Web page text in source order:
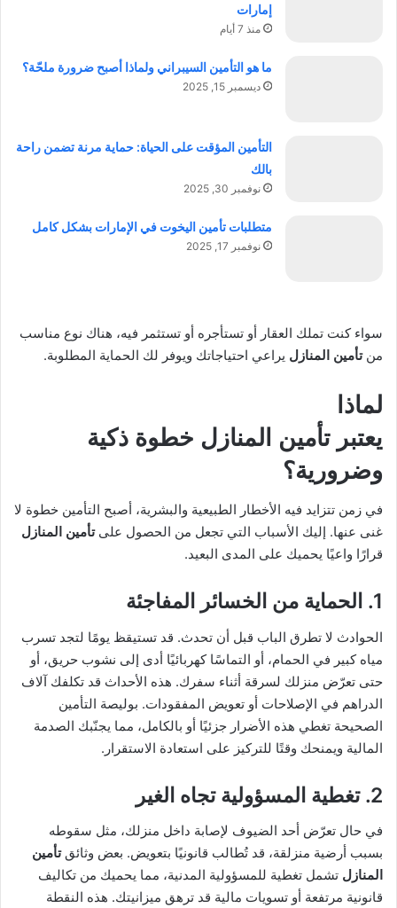
إمارات
منذ 7 أيام
ما هو التأمين السيبراني ولماذا أصبح ضرورة ملحّة؟
ديسمبر 15, 2025
التأمين المؤقت على الحياة: حماية مرنة تضمن راحة
بالك
نوفمبر 30, 2025
متطلبات تأمين اليخوت في الإمارات بشكل كامل
نوفمبر 17, 2025
سواء كنت تملك العقار أو تستأجره أو تستثمر فيه، هناك نوع مناسب
منتأمين المنازل يراعي احتياجاتك ويوفر لك الحماية المطلوبة.
لماذا
يعتبر تأمين المنازل خطوة ذكية
وضرورية؟
في زمن تتزايد فيه الأخطار الطبيعية والبشرية، أصبح التأمين خطوة لا
غنى عنها. إليك الأسباب التي تجعل من الحصول علىتأمين المنازل
قرارًا واعيًا يحميك على المدى البعيد.
1. الحماية من الخسائر المفاجئة
الحوادث لا تطرق الباب قبل أن تحدث. قد تستيقظ يومًا لتجد تسرب
مياه كبير في الحمام، أو التماسًا كهربائيًا أدى إلى نشوب حريق، أو
حتى تعرّض منزلك لسرقة أثناء سفرك. هذه الأحداث قد تكلفك آلاف
الدراهم في الإصلاحات أو تعويض المفقودات. بوليصة التأمين
الصحيحة تغطي هذه الأضرار جزئيًا أو بالكامل، مما يجنّبك الصدمة
المالية ويمنحك وقتًا للتركيز على استعادة الاستقرار.
2. تغطية المسؤولية تجاه الغير
في حال تعرّض أحد الضيوف لإصابة داخل منزلك، مثل سقوطه
بسبب أرضية منزلقة، قد تُطالب قانونيًا بتعويض. بعض وثائقتأمين
المنازل تشمل تغطية للمسؤولية المدنية، مما يحميك من تكاليف
قانونية مرتفعة أو تسويات مالية قد ترهق ميزانيتك. هذه النقطة